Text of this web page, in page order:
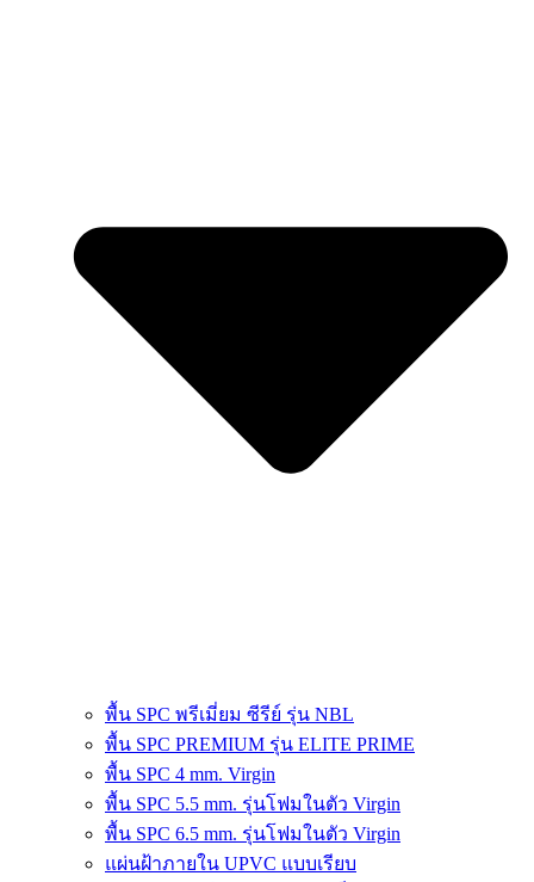
พื้น SPC พรีเมี่ยม ซีรีย์ รุ่น NBL
พื้น SPC PREMIUM รุ่น ELITE PRIME
พื้น SPC 4 mm. Virgin
พื้น SPC 5.5 mm. รุ่นโฟมในตัว Virgin
พื้น SPC 6.5 mm. รุ่นโฟมในตัว Virgin
แผ่นฝ้าภายใน UPVC แบบเรียบ